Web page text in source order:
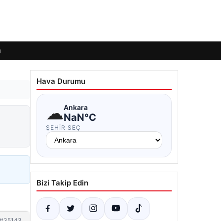
Hava Durumu
☁Ankara
NaN°C
ŞEHIR SEÇ
Bizi Takip Edin